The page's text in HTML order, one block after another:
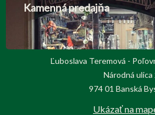
Kamenná predajňa
Ľuboslava Teremová -
Národná ulica
974 01 Banská
Ukázať na